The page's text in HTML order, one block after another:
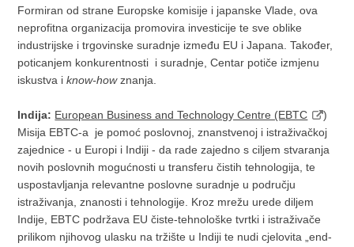
Formiran od strane Europske komisije i japanske Vlade, ova
neprofitna organizacija promovira investicije te sve oblike
industrijske i trgovinske suradnje između EU i Japana. Također,
poticanjem konkurentnosti i suradnje, Centar potiče izmjenu
iskustva iknow-howznanja.
Indija: European Business and Technology Centre (EBTC
)
Misija EBTC-a je pomoć poslovnoj, znanstvenoj i istraživačkoj
zajednice - u Europi i Indiji - da rade zajedno s ciljem stvaranja
novih poslovnih mogućnosti u transferu čistih tehnologija, te
uspostavljanja relevantne poslovne suradnje u području
istraživanja, znanosti i tehnologije. Kroz mrežu urede diljem
Indije, EBTC podržava EU čiste-tehnološke tvrtki i istraživače
prilikom njihovog ulasku na tržište u Indiji te nudi cjelovita „end-